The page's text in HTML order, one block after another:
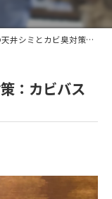
カビ臭対策：カビバスターズ福岡のサポート
：カビバス